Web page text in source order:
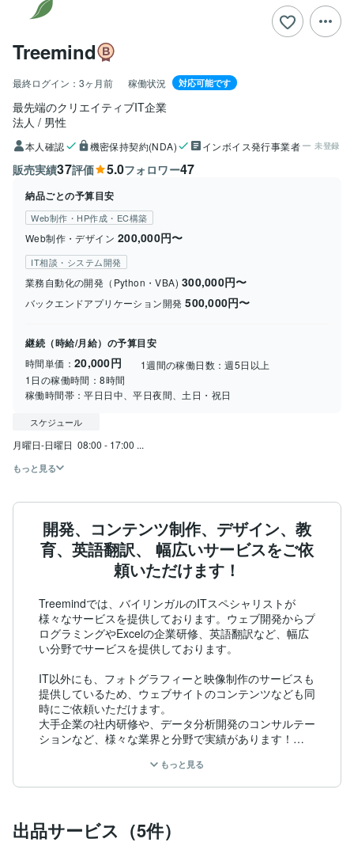
Treemind
最終ログイン： 3ヶ月前 稼働状況 対応可能です
最先端のクリエイティブIT企業
法人
男性
本人確認 機密保持契約(NDA) インボイス発行事業者 未登録
販売実績37評価 5.0フォロワー47
納品ごとの予算目安
Web制作・HP作成・EC構築
Web制作・デザイン 200,000円〜
IT相談・システム開発
業務自動化の開発（Python・VBA) 300,000円〜
バックエンドアプリケーション開発 500,000円〜
継続（時給/月給）の予算目安
時間単価： 20,000円 1週間の稼働日数：週5日以上
1日の稼働時間：8時間
稼働時間帯：平日日中、平日夜間、土日・祝日
スケジュール
月曜日-日曜日  08:00 - 17:00 ...
もっと見る
開発、コンテンツ制作、デザイン、教
育、英語翻訳、 幅広いサービスをご依
頼いただけます！
Treemindでは、バイリンガルのITスペシャリストが
様々なサービスを提供しております。ウェブ開発からプ
ログラミングやExcelの企業研修、英語翻訳など、幅広
い分野でサービスを提供しております。
IT以外にも、フォトグラフィーと映像制作のサービスも
提供しているため、ウェブサイトのコンテンツなども同
時にご依頼いただけます。
大手企業の社内研修や、データ分析開発のコンサルテー
ションなど、様々な業界と分野で実績があります！
【スキル】
obeXD/Adobe Premiere/AWS Cloud/
もっと見る
出品サービス（5件）